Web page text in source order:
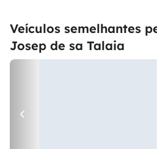
Veículos semelhantes
Josep de sa Talaia